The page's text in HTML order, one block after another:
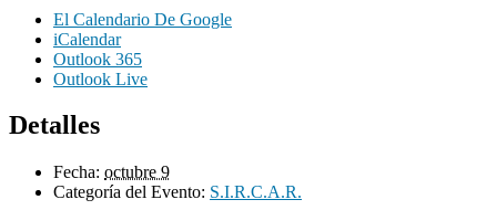
El Calendario De Google
iCalendar
Outlook 365
Outlook Live
Detalles
Fecha: octubre 9
Categoría del Evento: S.I.R.C.A.R.